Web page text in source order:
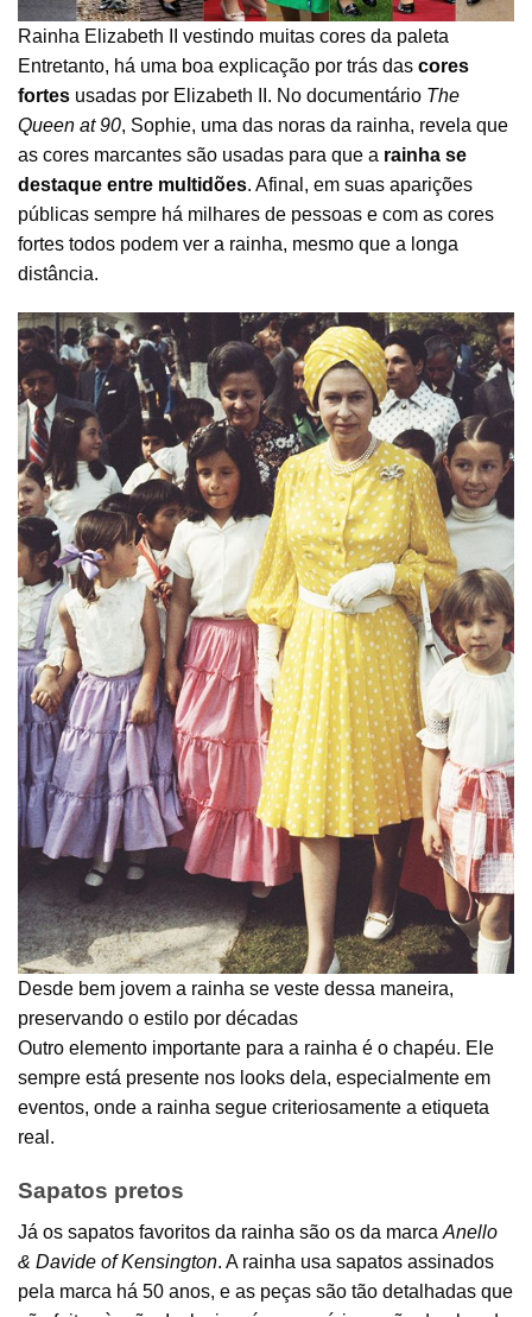
Rainha Elizabeth II vestindo muitas cores da paleta
Entretanto, há uma boa explicação por trás das cores
fortes usadas por Elizabeth II. No documentário The
Queen at 90, Sophie, uma das noras da rainha, revela que
as cores marcantes são usadas para que a rainha se
destaque entre multidões. Afinal, em suas aparições
públicas sempre há milhares de pessoas e com as cores
fortes todos podem ver a rainha, mesmo que a longa
distância.
Desde bem jovem a rainha se veste dessa maneira,
preservando o estilo por décadas
Outro elemento importante para a rainha é o chapéu. Ele
sempre está presente nos looks dela, especialmente em
eventos, onde a rainha segue criteriosamente a etiqueta
real.
Sapatos pretos
Já os sapatos favoritos da rainha são os da marca Anello
& Davide of Kensington. A rainha usa sapatos assinados
pela marca há 50 anos, e as peças são tão detalhadas que